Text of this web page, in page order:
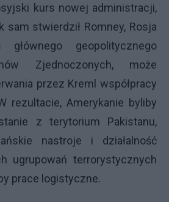
kurs nowej administracji,
sam stwierdził Romney, Rosja
głównego geopolitycznego
Zjednoczonych, może
przez Kreml współpracy
rezultacie, Amerykanie byliby
z terytorium Pakistanu,
nastroje i działalność
ugrupowań terrorystycznych
prace logistyczne.